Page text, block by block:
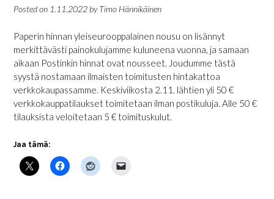
Posted on 1.11.2022 byTimo Hännikäinen
Paperin hinnan yleiseurooppalainen nousu on lisännyt
merkittävästi painokulujamme kuluneena vuonna, ja samaan
aikaan Postinkin hinnat ovat nousseet. Joudumme tästä
syystä nostamaan ilmaisten toimitusten hintakattoa
verkkokaupassamme. Keskiviikosta 2.11. lähtien yli 50 €
verkkokauppatilaukset toimitetaan ilman postikuluja. Alle 50 €
tilauksista veloitetaan 5 € toimituskulut.
Jaa tämä: